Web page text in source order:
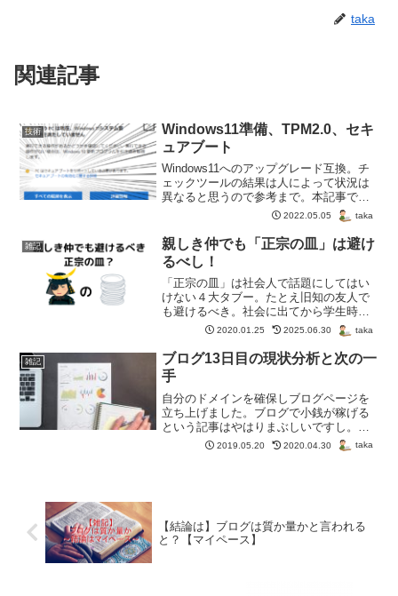
taka
関連記事
技術
Windows11準備、TPM2.0、セキ
ュアブート
Windows11へのアップグレード互換。チ
ェックツールの結果は人によって状況は
異なると思うので参考まで。本記事で
は、TPM2.0とセキュアブートについての
対処法です。後半は蛇足なのでして無駄
に苦労した話を書いてます。※本記事の
内容を参考に...
2022.05.05 taka
雑記
親しき仲でも「正宗の皿」は避け
るべし！
「正宗の皿」は社会人で話題にしてはい
けない４大タブー。たとえ旧知の友人で
も避けるべき。社会に出てから学生時代
のノリで話題して旧友を失うなんてこと
2020.01.25 2025.06.30 taka
雑記
ブログ13日目の現状分析と次の一
手
自分のドメインを確保しブログページを
立ち上げました。ブログで小銭が稼げる
という記事はやはりまぶしいですし。で
も惰性でブログを続けようとすれば、小
銭すら難しいのだろうと思い始めていま
2019.05.20 2020.04.30 taka
【結論は】ブログは質か量かと言われる
と？【マイペース】